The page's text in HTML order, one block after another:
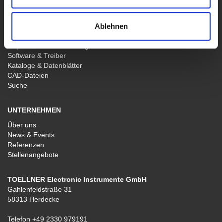
Ablehnen
Software & Treiber
Kataloge & Datenblätter
CAD-Dateien
Suche
UNTERNEHMEN
Über uns
News & Events
Referenzen
Stellenangebote
TOELLNER Electronic Instrumente GmbH
Gahlenfeldstraße 31
58313 Herdecke
Telefon +49 2330 979191